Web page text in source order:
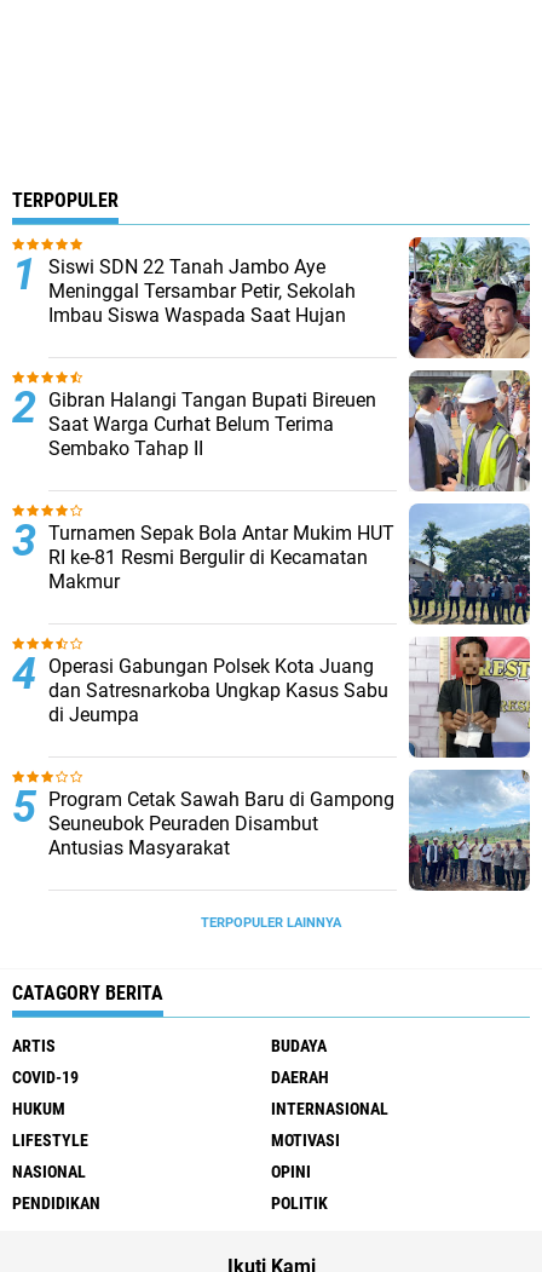
TERPOPULER
Siswi SDN 22 Tanah Jambo Aye
Meninggal Tersambar Petir, Sekolah
Imbau Siswa Waspada Saat Hujan
Gibran Halangi Tangan Bupati Bireuen
Saat Warga Curhat Belum Terima
Sembako Tahap II
Turnamen Sepak Bola Antar Mukim HUT
RI ke-81 Resmi Bergulir di Kecamatan
Makmur
Operasi Gabungan Polsek Kota Juang
dan Satresnarkoba Ungkap Kasus Sabu
di Jeumpa
Program Cetak Sawah Baru di Gampong
Seuneubok Peuraden Disambut
Antusias Masyarakat
TERPOPULER LAINNYA
CATAGORY BERITA
ARTIS
BUDAYA
COVID-19
DAERAH
HUKUM
INTERNASIONAL
LIFESTYLE
MOTIVASI
NASIONAL
OPINI
PENDIDIKAN
POLITIK
Ikuti Kami